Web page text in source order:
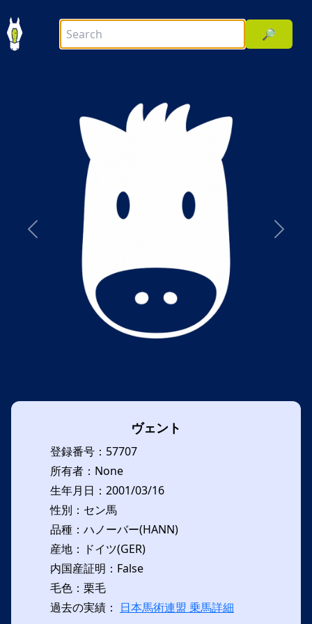
🔎
前へ 次へ
ヴェント
登録番号：57707
所有者：None
生年月日：2001/03/16
性別：セン馬
品種：ハノーバー(HANN)
産地：ドイツ(GER)
内国産証明：False
毛色：栗毛
過去の実績： 日本馬術連盟 乗馬詳細